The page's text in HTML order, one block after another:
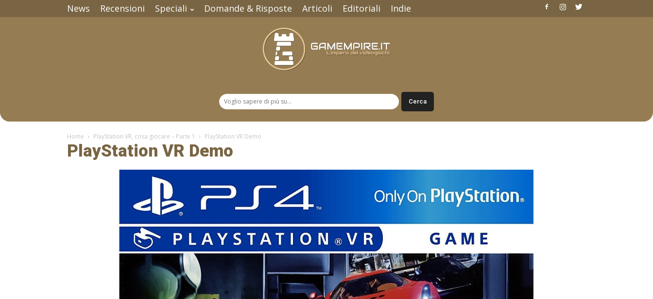
News Recensioni Speciali Domande & Risposte Articoli Editoriali Indie
Home PlayStation VR, cosa giocare – Parte 1 PlayStation VR Demo
PlayStation VR Demo